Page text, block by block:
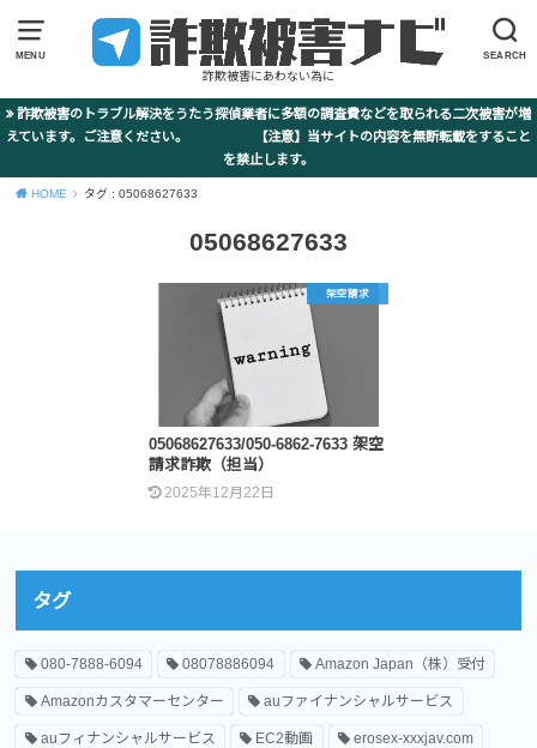
MENU SEARCH
詐欺被害にあわない為に
詐欺被害のトラブル解決をうたう探偵業者に多額の調査費などを取られる二次被害が増
えています。ご注意ください。 【注意】当サイトの内容を無断転載をすること
を禁止します。
HOME タグ : 05068627633
05068627633
架空請求
05068627633/050-6862-7633 架空
請求詐欺（担当）
2025年12月22日
タグ
080-7888-6094 08078886094 Amazon Japan（株）受付
Amazonカスタマーセンター auファイナンシャルサービス
auフィナンシャルサービス EC2動画 erosex-xxxjav.com